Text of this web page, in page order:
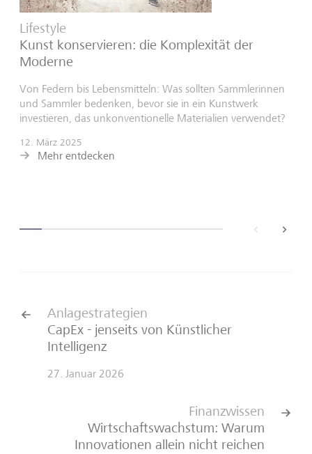
Lifestyle
Kunst konservieren: die Komplexität der
Moderne
Von Federn bis Lebensmitteln: Was sollten Sammlerinnen
und Sammler bedenken, bevor sie in ein Kunstwerk
investieren, das unkonventionelle Materialien verwendet?
12. März 2025
Mehr entdecken
next
Anlagestrategien
CapEx - jenseits von Künstlicher
Intelligenz
27. Januar 2026
Finanzwissen
Wirtschaftswachstum: Warum
Innovationen allein nicht reichen